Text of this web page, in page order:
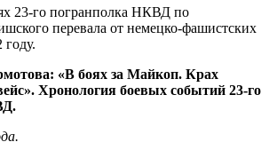
23-го погранполка НКВД по
перевала от немецко-фашистских
году.
«В боях за Майкоп. Крах
Хронология боевых событий 23-го